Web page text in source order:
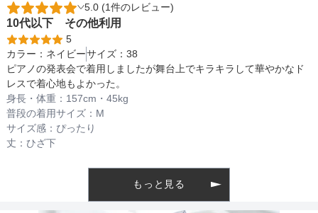
備考
素材
仕様
5.0 (1件のレビュー)
10代以下 その他利用
5
カラー： ネイビーサイズ： 38
ピアノの発表会で着用しましたが舞台上でキラキラして華やかなド
レスで着心地もよかった。
身長・体重： 157cm・ 45kg
普段の着用サイズ： M
サイズ感： ぴったり
丈： ひざ下
もっと見る